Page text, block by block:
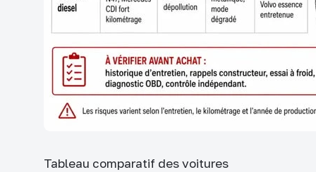
Tableau comparatif des voitures